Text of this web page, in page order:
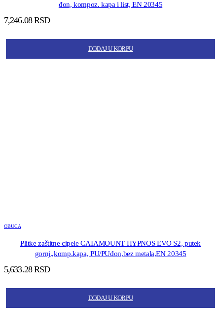
đon, kompoz. kapa i list, EN 20345
7,246.08RSD
DODAJ U KORPU
OBUCA
Plitke zaštitne cipele CATAMOUNT HYPNOS EVO S2, putek
gornj.,komp.kapa, PU/PUđon,bez metala,EN 20345
5,633.28RSD
DODAJ U KORPU